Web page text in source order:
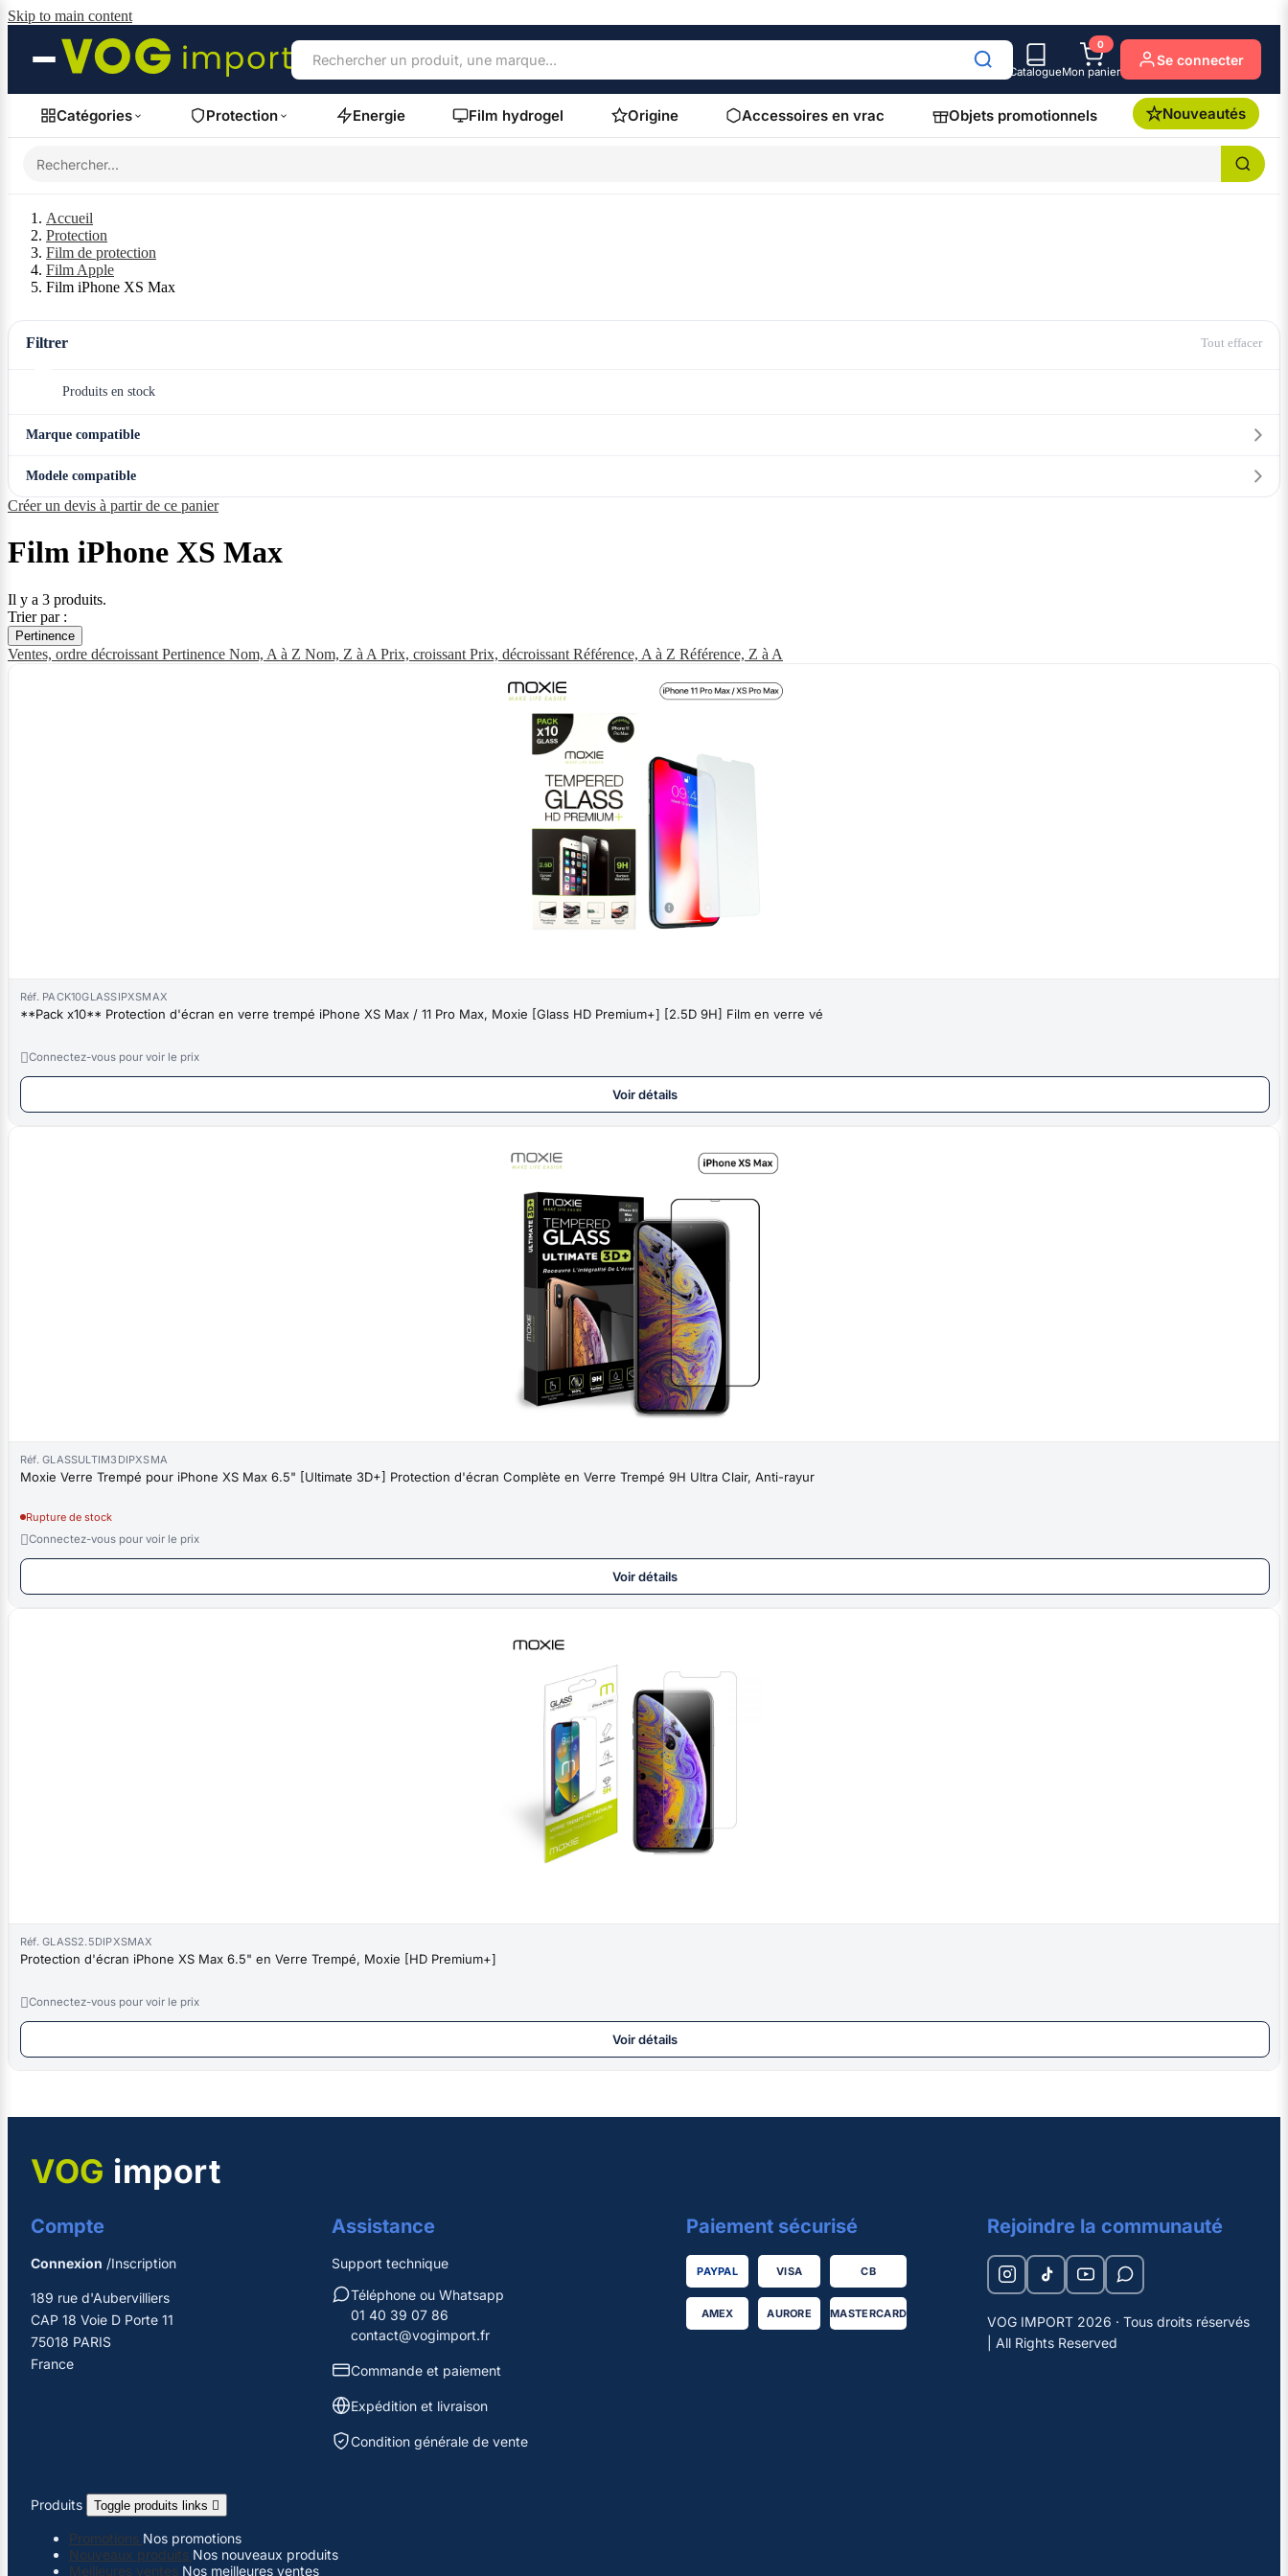
Skip to main content
Catalogue
0
Mon panier
Se connecter
Catégories Protection Energie Film hydrogel Origine Accessoires en vrac Objets promotionnels Nouveautés
Accueil
Protection
Film de protection
Film Apple
Film iPhone XS Max
Filtrer Tout effacer
Produits en stock
Marque compatible
Modele compatible
Créer un devis à partir de ce panier
Film iPhone XS Max
Il y a 3 produits.
Trier par :
Pertinence
Ventes, ordre décroissant Pertinence Nom, A à Z Nom, Z à A Prix, croissant Prix, décroissant Référence, A à Z Référence, Z à A
Réf. PACK10GLASSIPXSMAX
**Pack x10** Protection d'écran en verre trempé iPhone XS Max / 11 Pro Max, Moxie [Glass HD Premium+] [2.5D 9H] Film en verre vé
Connectez-vous pour voir le prix
Voir détails
Réf. GLASSULTIM3DIPXSMA
Moxie Verre Trempé pour iPhone XS Max 6.5" [Ultimate 3D+] Protection d'écran Complète en Verre Trempé 9H Ultra Clair, Anti-rayur
Rupture de stock
Connectez-vous pour voir le prix
Voir détails
Réf. GLASS2.5DIPXSMAX
Protection d'écran iPhone XS Max 6.5" en Verre Trempé, Moxie [HD Premium+]
Connectez-vous pour voir le prix
Voir détails
VOG import
Compte
Connexion /Inscription
189 rue d'Aubervilliers
CAP 18 Voie D Porte 11
75018 PARIS
France
Assistance
Support technique
Téléphone ou Whatsapp
01 40 39 07 86
contact@vogimport.fr
Commande et paiement
Expédition et livraison
Condition générale de vente
Paiement sécurisé
PAYPAL VISA CB
AMEX AURORE MASTERCARD
Rejoindre la communauté
VOG IMPORT 2026 · Tous droits réservés
| All Rights Reserved
Produits Toggle produits links 
Promotions Nos promotions
Nouveaux produits Nos nouveaux produits
Meilleures ventes Nos meilleures ventes